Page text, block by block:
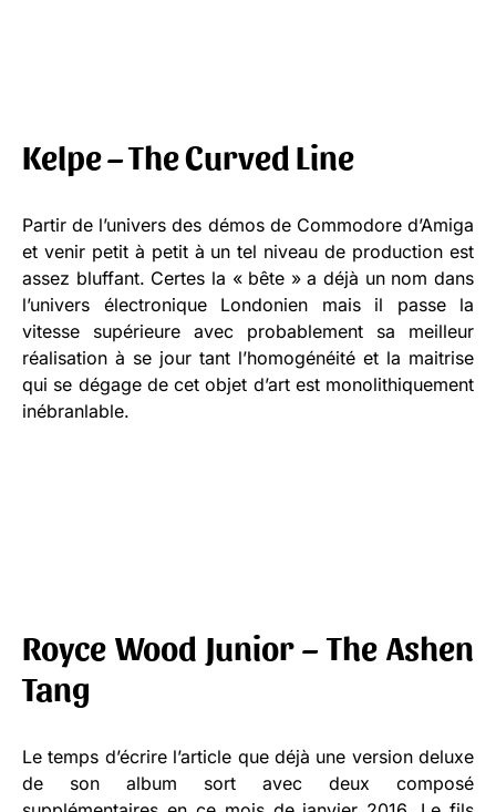
Kelpe – The Curved Line
Partir de l’univers des démos de Commodore d’Amiga
et venir petit à petit à un tel niveau de production est
assez bluffant. Certes la « bête » a déjà un nom dans
l’univers électronique Londonien mais il passe la
vitesse supérieure avec probablement sa meilleur
réalisation à se jour tant l’homogénéité et la maitrise
qui se dégage de cet objet d’art est monolithiquement
inébranlable.
Royce Wood Junior – The Ashen
Tang
Le temps d’écrire l’article que déjà une version deluxe
de son album sort avec deux composé